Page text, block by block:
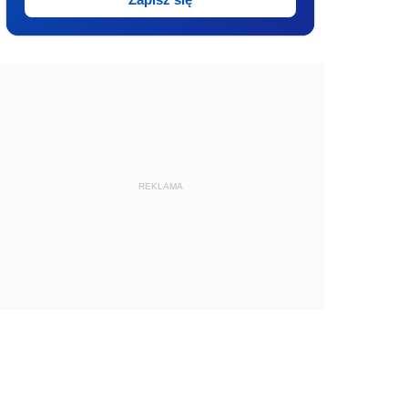
REKLAMA